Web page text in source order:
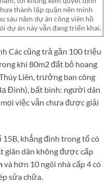
thành lập quận nên mình
sáu năm dự án công viên hồ
dự án này vẫn đang triển khai.
Các cũng trả gần 100 triệu
khi 80m2 đất bỏ hoang
Liên, trưởng ban công
Đình), bất bình: người dân
việc vẫn chưa được giải
khẳng định trong tổ có
giãn dân không được cấp
và hơn 10 ngôi nhà cấp 4 có
sửa chữa.